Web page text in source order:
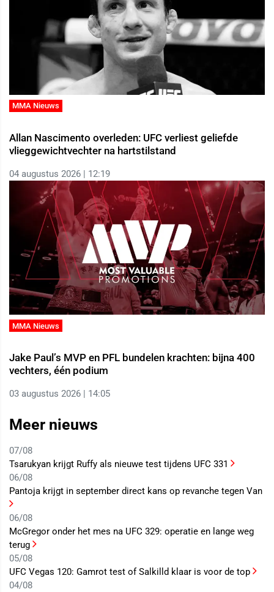
MMA Nieuws
Allan Nascimento overleden: UFC verliest geliefde
vlieggewichtvechter na hartstilstand
04 augustus 2026 | 12:19
MMA Nieuws
Jake Paul’s MVP en PFL bundelen krachten: bijna 400
vechters, één podium
03 augustus 2026 | 14:05
Meer nieuws
07/08
Tsarukyan krijgt Ruffy als nieuwe test tijdens UFC 331
06/08
Pantoja krijgt in september direct kans op revanche tegen Van
06/08
McGregor onder het mes na UFC 329: operatie en lange weg
terug
05/08
UFC Vegas 120: Gamrot test of Salkilld klaar is voor de top
04/08